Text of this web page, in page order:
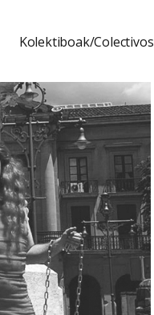
Kolektiboak/Colectivos